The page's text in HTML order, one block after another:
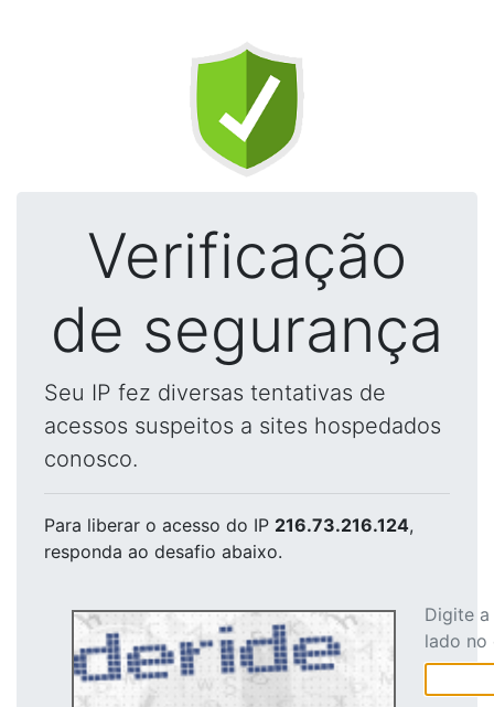
Verificação
de segurança
Seu IP fez diversas tentativas de
acessos suspeitos a sites hospedados
conosco.
Para liberar o acesso do IP 216.73.216.124,
responda ao desafio abaixo.
Digite
lado no